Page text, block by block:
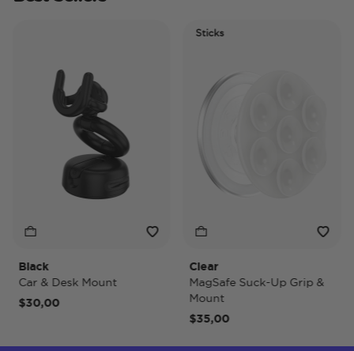
Black
Car & Desk Mount
$30,00
Sticks
Clear
MagSafe Suck-Up Grip &
Mount
$35,00